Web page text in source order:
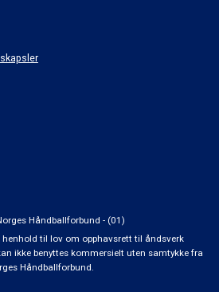
Håndballforbund - (01)
til lov om opphavsrett til åndsverk
ikke benyttes kommersielt uten samtykke fra
Håndballforbund.